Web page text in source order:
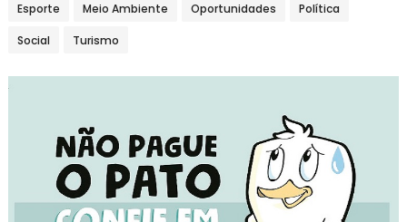
Esporte Meio Ambiente Oportunidades Política
Social Turismo